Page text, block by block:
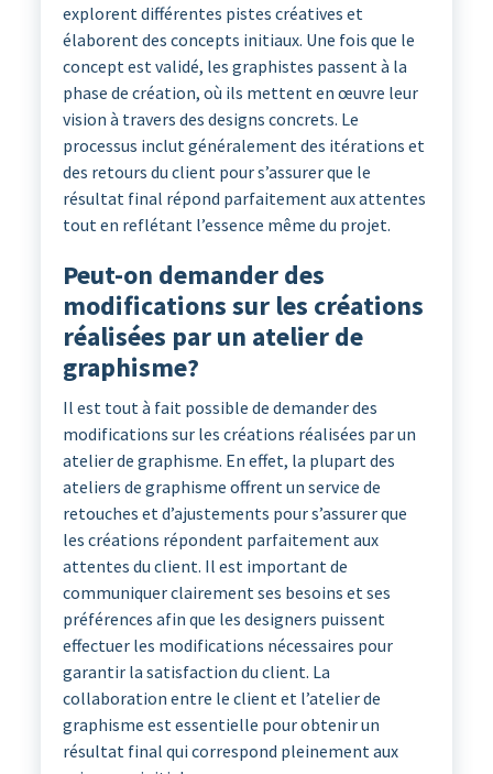
explorent différentes pistes créatives et
élaborent des concepts initiaux. Une fois que le
concept est validé, les graphistes passent à la
phase de création, où ils mettent en œuvre leur
vision à travers des designs concrets. Le
processus inclut généralement des itérations et
des retours du client pour s’assurer que le
résultat final répond parfaitement aux attentes
tout en reflétant l’essence même du projet.
Peut-on demander des
modifications sur les créations
réalisées par un atelier de
graphisme?
Il est tout à fait possible de demander des
modifications sur les créations réalisées par un
atelier de graphisme. En effet, la plupart des
ateliers de graphisme offrent un service de
retouches et d’ajustements pour s’assurer que
les créations répondent parfaitement aux
attentes du client. Il est important de
communiquer clairement ses besoins et ses
préférences afin que les designers puissent
effectuer les modifications nécessaires pour
garantir la satisfaction du client. La
collaboration entre le client et l’atelier de
graphisme est essentielle pour obtenir un
résultat final qui correspond pleinement aux